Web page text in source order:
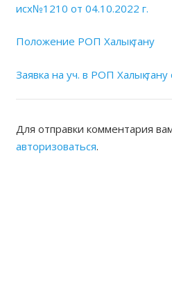
исх№1210 от 04.10.2022 г.
Положение РОП Халық тану
Заявка на уч. в РОП Халық
Для отправки комментария
авторизоваться.